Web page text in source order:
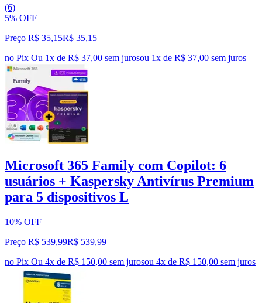
(6)
5% OFF
Preço R$ 35,15R$ 35,15
no Pix Ou 1x de R$ 37,00 sem jurosou 1x de R$ 37,00 sem juros
Microsoft 365 Family com Copilot: 6
usuários + Kaspersky Antivírus Premium
para 5 dispositivos L
10% OFF
Preço R$ 539,99R$ 539,99
no Pix Ou 4x de R$ 150,00 sem jurosou 4x de R$ 150,00 sem juros